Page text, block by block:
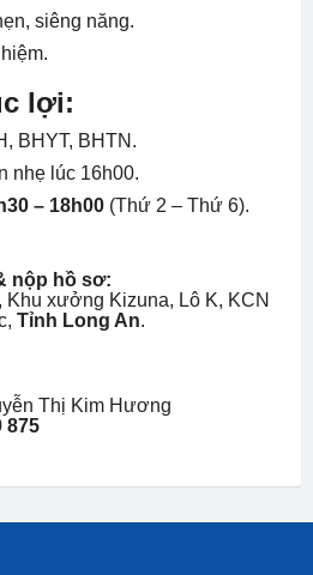
siêng năng.
lợi:
BHYT, BHTN.
nhẹ lúc 16h00.
– 18h00 (Thứ 2 – Thứ 6).
nộp hồ sơ:
xưởng Kizuna, Lô K, KCN
Tỉnh Long An.
Thị Kim Hương
875